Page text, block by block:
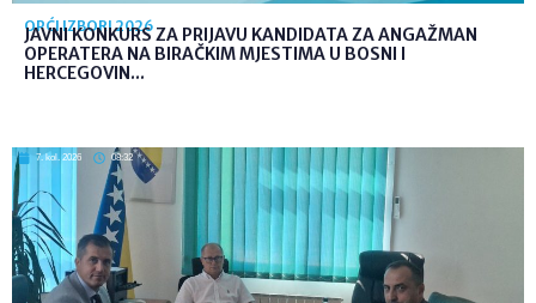
OPĆI IZBORI 2026
JAVNI KONKURS ZA PRIJAVU KANDIDATA ZA ANGAŽMAN
OPERATERA NA BIRAČKIM MJESTIMA U BOSNI I
HERCEGOVIN...
7. kol. 2026 08:32